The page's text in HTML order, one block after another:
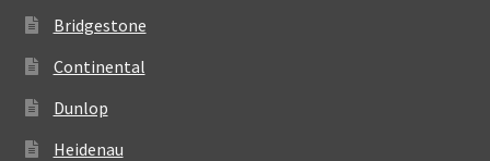
Bridgestone
Continental
Dunlop
Heidenau